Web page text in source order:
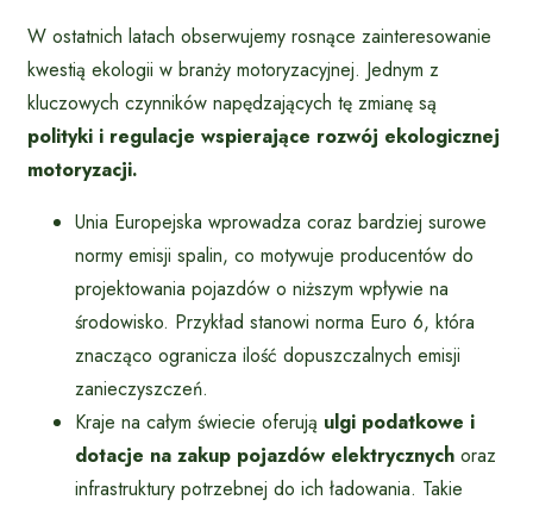
W ostatnich latach obserwujemy rosnące zainteresowanie
kwestią ekologii w branży motoryzacyjnej. Jednym z
kluczowych czynników napędzających tę zmianę są
polityki i regulacje wspierające rozwój ekologicznej
motoryzacji.
Unia Europejska wprowadza coraz bardziej surowe
normy emisji spalin, co motywuje producentów do
projektowania pojazdów o niższym wpływie na
środowisko. Przykład stanowi norma Euro 6, która
znacząco ogranicza ilość dopuszczalnych emisji
zanieczyszczeń.
Kraje na całym świecie oferują ulgi podatkowe i
dotacje na zakup pojazdów elektrycznych oraz
infrastruktury potrzebnej do ich ładowania. Takie